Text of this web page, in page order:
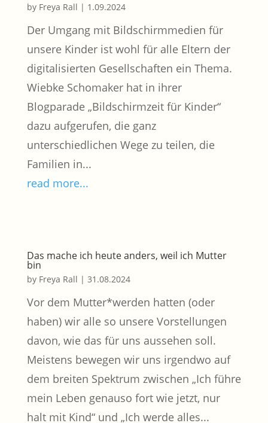
by Freya Rall | 1.09.2024
Der Umgang mit Bildschirmmedien für
unsere Kinder ist wohl für alle Eltern der
digitalisierten Gesellschaften ein Thema.
Wiebke Schomaker hat in ihrer
Blogparade „Bildschirmzeit für Kinder“
dazu aufgerufen, die ganz
unterschiedlichen Wege zu teilen, die
Familien in...
read more...
Das mache ich heute anders, weil ich Mutter
bin
by Freya Rall | 31.08.2024
Vor dem Mutter*werden hatten (oder
haben) wir alle so unsere Vorstellungen
davon, wie das für uns aussehen soll.
Meistens bewegen wir uns irgendwo auf
dem breiten Spektrum zwischen „Ich führe
mein Leben genauso fort wie jetzt, nur
halt mit Kind“ und „Ich werde alles...